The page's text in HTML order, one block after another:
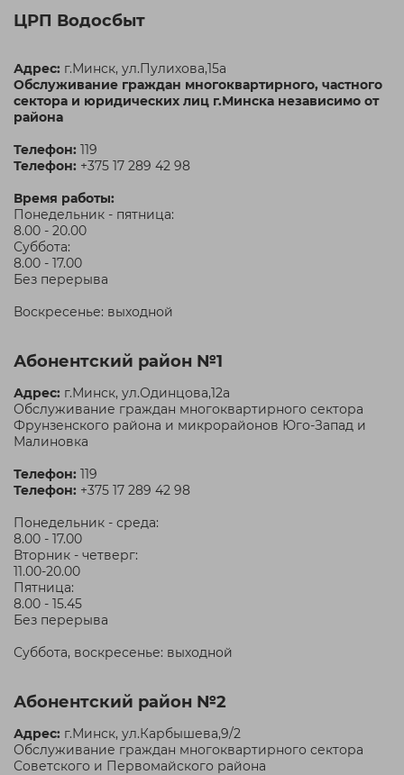
ЦРП Водосбыт
Адрес: г.Минск, ул.Пулихова,15а
Обслуживание граждан многоквартирного, частного
сектора и юридических лиц г.Минска независимо от
района
Телефон: 119
Телефон: +375 17 289 42 98
Время работы:
Понедельник - пятница:
8.00 - 20.00
Суббота:
8.00 - 17.00
Без перерыва
Воскресенье: выходной
Абонентский район №1
Адрес: г.Минск, ул.Одинцова,12а
Обслуживание граждан многоквартирного сектора
Фрунзенского района и микрорайонов Юго-Запад и
Малиновка
Телефон: 119
Телефон: +375 17 289 42 98
Понедельник - среда:
8.00 - 17.00
Вторник - четверг:
11.00-20.00
Пятница:
8.00 - 15.45
Без перерыва
Суббота, воскресенье: выходной
Абонентский район №2
Адрес: г.Минск, ул.Карбышева,9/2
Обслуживание граждан многоквартирного сектора
Советского и Первомайского района